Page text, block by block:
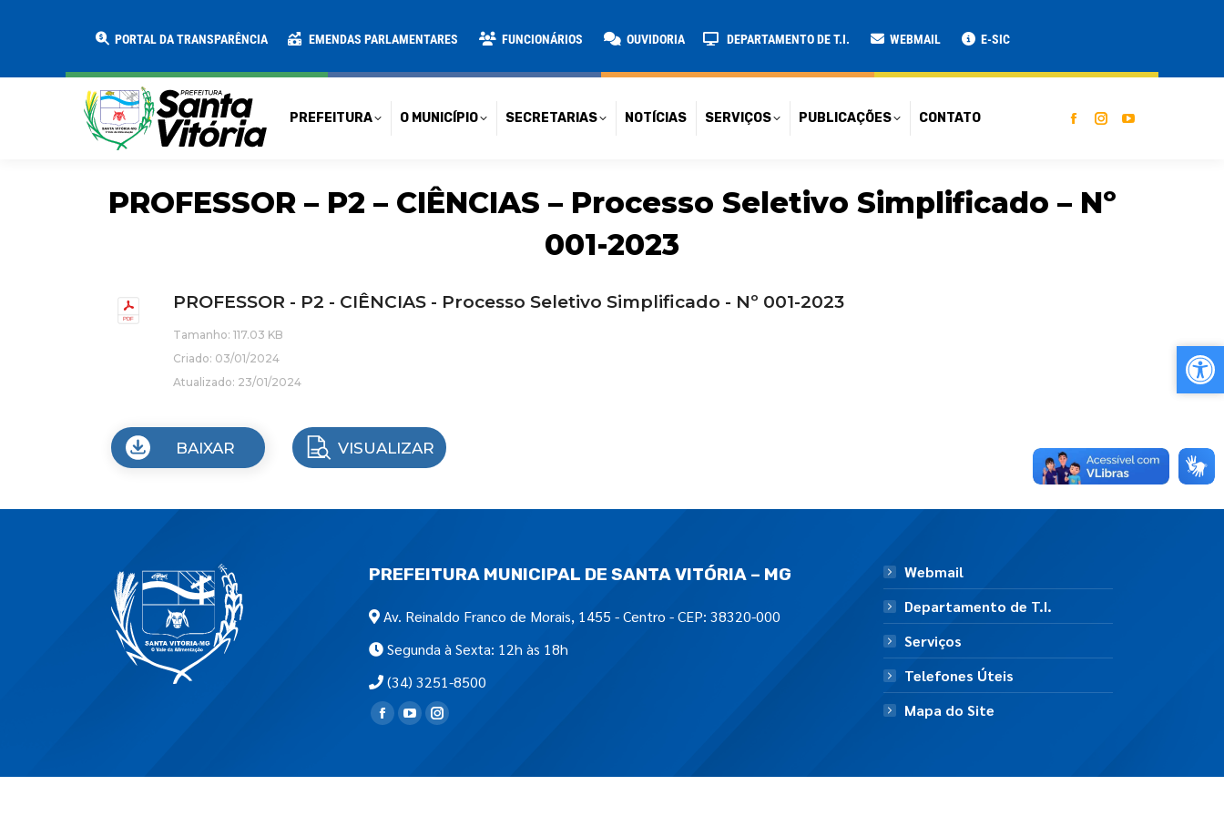
PORTAL DA TRANSPARÊNCIA EMENDAS PARLAMENTARES FUNCIONÁRIOS OUVIDORIA DEPARTAMENTO DE T.I. WEBMAIL E-SIC
PREFEITURA O MUNICÍPIO SECRETARIAS NOTÍCIAS SERVIÇOS PUBLICAÇÕES CONTATO
PROFESSOR – P2 – CIÊNCIAS – Processo Seletivo Simplificado – Nº
001-2023
PROFESSOR - P2 - CIÊNCIAS - Processo Seletivo Simplificado - Nº 001-2023
Tamanho: 117.03 KB
Criado: 03/01/2024
Atualizado: 23/01/2024
BAIXAR VISUALIZAR
PREFEITURA MUNICIPAL DE SANTA VITÓRIA – MG
Av. Reinaldo Franco de Morais, 1455 - Centro - CEP: 38320-000
Segunda à Sexta: 12h às 18h
(34) 3251-8500
Encontre-nos em:
Webmail
Departamento de T.I.
Serviços
Telefones Úteis
Mapa do Site